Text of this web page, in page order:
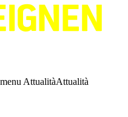
AttualitàAttualità